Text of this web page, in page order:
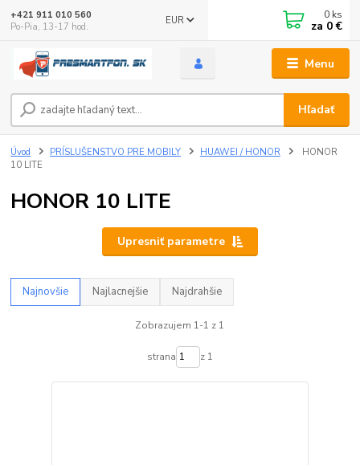
Menu
EUR
Hľadať
+421 911 010 560
Po-Pia, 13-17 hod.
0 ks
za 0 €
Úvod PRÍSLUŠENSTVO PRE MOBILY HUAWEI / HONOR
HONOR
10 LITE
HONOR 10 LITE
Upresniť parametre
Najnovšie Najlacnejšie Najdrahšie
Zobrazujem 1-1 z 1
strana z 1